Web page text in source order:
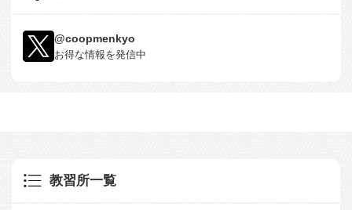
@coopmenkyo
お得な情報を発信中
教習所一覧